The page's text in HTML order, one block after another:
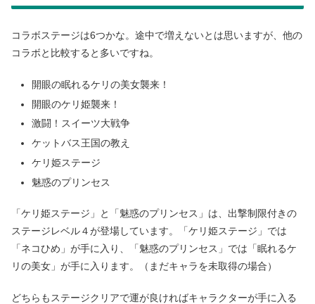
コラボステージは6つかな。途中で増えないとは思いますが、他の
コラボと比較すると多いですね。
開眼の眠れるケリの美女襲来！
開眼のケリ姫襲来！
激闘！スイーツ大戦争
ケットバス王国の教え
ケリ姫ステージ
魅惑のプリンセス
「ケリ姫ステージ」と「魅惑のプリンセス」は、出撃制限付きの
ステージレベル４が登場しています。「ケリ姫ステージ」では
「ネコひめ」が手に入り、「魅惑のプリンセス」では「眠れるケ
リの美女」が手に入ります。（まだキャラを未取得の場合）
どちらもステージクリアで運が良ければキャラクターが手に入る